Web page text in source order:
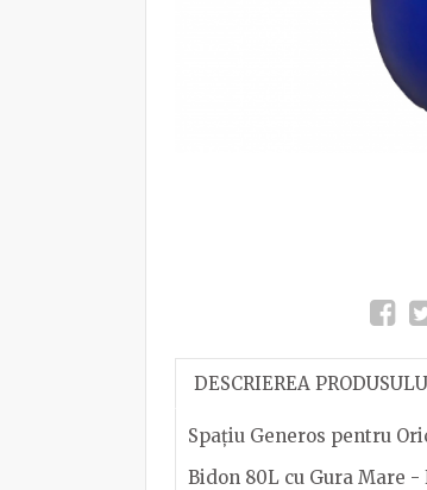
DESCRIEREA
Spațiu Generos pentru
Bidon 80L cu Gura Mare -